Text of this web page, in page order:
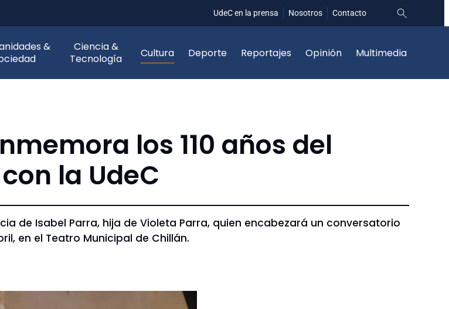
UdeC en la prensa Nosotros Contacto
&
Ciencia &
Tecnología
Cultura Deporte Reportajes Opinión Multimedia
los 110 años del
la UdeC
de Isabel Parra, hija de Violeta Parra, quien encabezará un conversatorio
en el Teatro Municipal de Chillán.